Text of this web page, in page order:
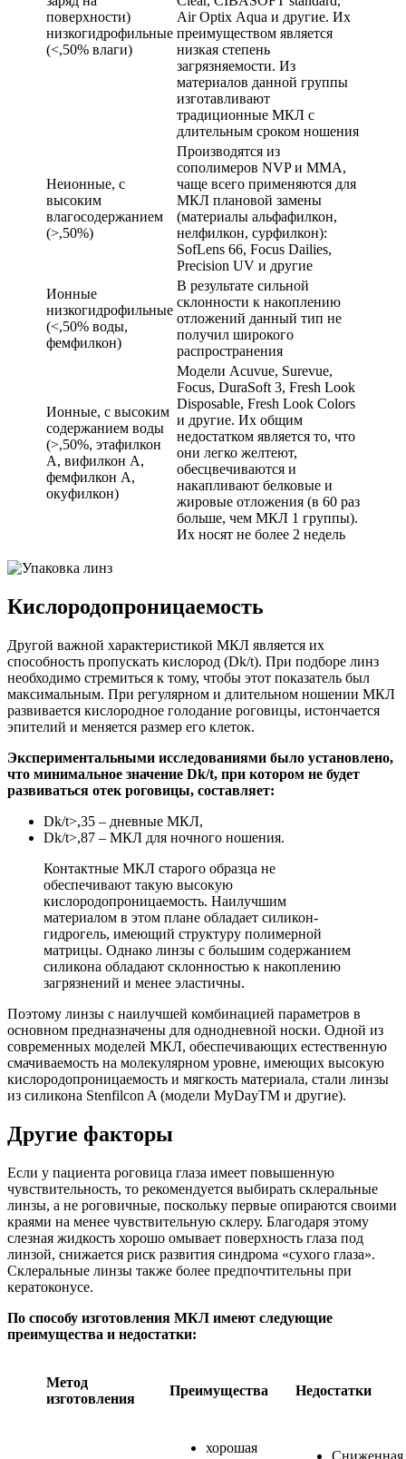
поверхности)
низкогидрофильные
(<,50% влаги)
Air Оptix Аqua и другие. Их
преимуществом является
низкая степень
загрязняемости. Из
материалов данной группы
изготавливают
традиционные МКЛ с
длительным сроком ношения
Неионные, с
высоким
влагосодержанием
(>,50%)
Производятся из
сополимеров NVP и ММА,
чаще всего применяются для
МКЛ плановой замены
(материалы альфафилкон,
нелфилкон, сурфилкон):
SofLens 66, Focus Dailies,
Precision UV и другие
Ионные
низкогидрофильные
(<,50% воды,
фемфилкон)
В результате сильной
склонности к накоплению
отложений данный тип не
получил широкого
распространения
Ионные, с высоким
содержанием воды
(>,50%, этафилкон
А, вифилкон А,
фемфилкон А,
окуфилкон)
Модели Acuvue, Surevue,
Focus, DuraSoft 3, Fresh Look
Disposable, Fresh Look Colors
и другие. Их общим
недостатком является то, что
они легко желтеют,
обесцвечиваются и
накапливают белковые и
жировые отложения (в 60 раз
больше, чем МКЛ 1 группы).
Их носят не более 2 недель
Кислородопроницаемость
Другой важной характеристикой МКЛ является их
способность пропускать кислород (Dk/t). При подборе линз
необходимо стремиться к тому, чтобы этот показатель был
максимальным. При регулярном и длительном ношении МКЛ
развивается кислородное голодание роговицы, истончается
эпителий и меняется размер его клеток.
Экспериментальными исследованиями было установлено,
что минимальное значение Dk/t, при котором не будет
развиваться отек роговицы, составляет:
Dk/t>,35 – дневные МКЛ,
Dk/t>,87 – МКЛ для ночного ношения.
Контактные МКЛ старого образца не
обеспечивают такую высокую
кислородопроницаемость. Наилучшим
материалом в этом плане обладает силикон-
гидрогель, имеющий структуру полимерной
матрицы. Однако линзы с большим содержанием
силикона обладают склонностью к накоплению
загрязнений и менее эластичны.
Поэтому линзы с наилучшей комбинацией параметров в
основном предназначены для однодневной носки. Одной из
современных моделей МКЛ, обеспечивающих естественную
смачиваемость на молекулярном уровне, имеющих высокую
кислородопроницаемость и мягкость материала, стали линзы
из силикона Stenfilcon A (модели MyDayTM и другие).
Другие факторы
Если у пациента роговица глаза имеет повышенную
чувствительность, то рекомендуется выбирать склеральные
линзы, а не роговичные, поскольку первые опираются своими
краями на менее чувствительную склеру. Благодаря этому
слезная жидкость хорошо омывает поверхность глаза под
линзой, снижается риск развития синдрома «сухого глаза».
Склеральные линзы также более предпочтительны при
кератоконусе.
По способу изготовления МКЛ имеют следующие
преимущества и недостатки:
Метод
изготовления
Преимущества Недостатки
хорошая
Сниженная